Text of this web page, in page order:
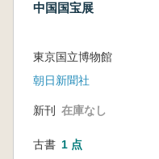
中国国宝展
東京国立博物館
朝日新聞社
新刊 在庫なし
古書 1 点